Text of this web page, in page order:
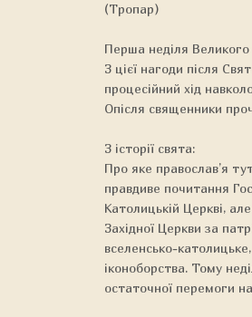
(Тропар)
Перша неділя
З цієї нагоди після
процесійний хід
Опісля священники
З історії свята:
Про яке православ’я
правдиве почитання
Католицькій Церкві,
Західної Церкви за
вселенсько-
іконоборства. Тому
остаточної перемоги